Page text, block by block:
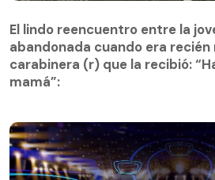
abandonada cuando era recién
carabinera (r) que la recibió:
mamá”:
El lindo reencuentro entre la
abandonada cuando era recién
carabinera (r) que la recibió:
mamá”: